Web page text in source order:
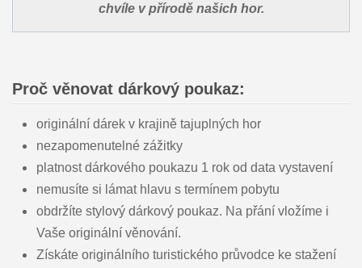
chvíle v přírodě našich hor.
Proč věnovat dárkový poukaz:
originální dárek v krajině tajuplných hor
nezapomenutelné zážitky
platnost dárkového poukazu 1 rok od data vystavení
nemusíte si lámat hlavu s termínem pobytu
obdržíte stylový dárkový poukaz. Na přání vložíme i
Vaše originální věnování.
Získáte originálního turistického průvodce ke stažení